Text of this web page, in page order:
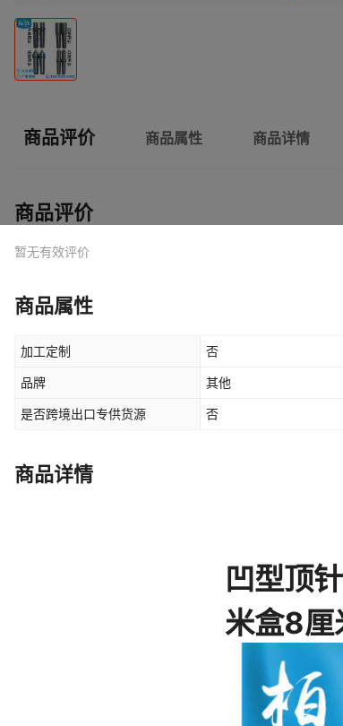
商品评价 商品属性 商品详情
商品评价
暂无有效评价
商品属性
加工定制 否
品牌 其他
是否跨境出口专供货源 否
商品详情